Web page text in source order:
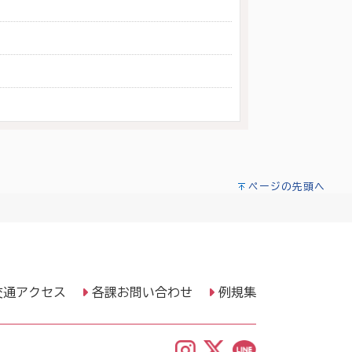
ページの先頭へ
通アクセス 各課お問い合わせ 例規集